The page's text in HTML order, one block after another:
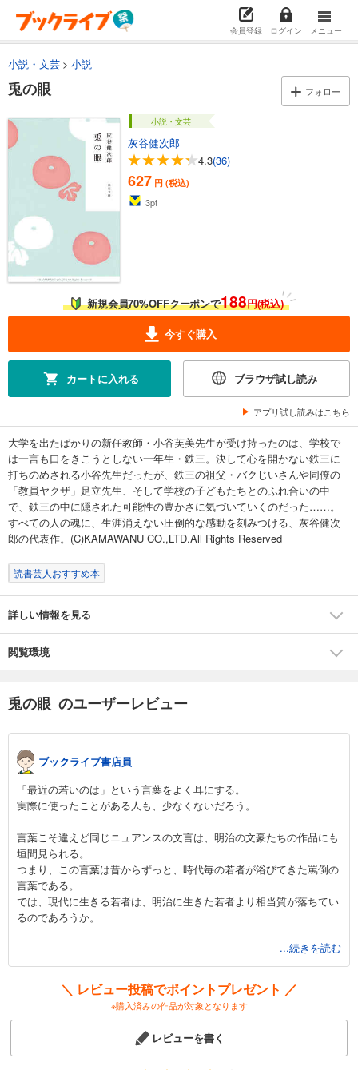
会員登録 ログイン メニュー
小説・文芸 小説
兎の眼 フォロー
小説・文芸
灰谷健次郎
4.3(36)
627 円 (税込)
3pt
新規会員70%OFFクーポンで188円(税込)
今すぐ購入
カートに入れる ブラウザ試し読み
アプリ試し読みはこちら
大学を出たばかりの新任教師・小谷芙美先生が受け持ったのは、学校で
は一言も口をきこうとしない一年生・鉄三。決して心を開かない鉄三に
打ちのめされる小谷先生だったが、鉄三の祖父・バクじいさんや同僚の
「教員ヤクザ」足立先生、そして学校の子どもたちとのふれ合いの中
で、鉄三の中に隠された可能性の豊かさに気づいていくのだった……。
すべての人の魂に、生涯消えない圧倒的な感動を刻みつける、灰谷健次
郎の代表作。(C)KAMAWANU CO.,LTD.All Rights Reserved
読書芸人おすすめ本
詳しい情報を見る
閲覧環境
兎の眼 のユーザーレビュー
ブックライブ書店員
「最近の若いのは」という言葉をよく耳にする。
実際に使ったことがある人も、少なくないだろう。
言葉こそ違えど同じニュアンスの文言は、明治の文豪たちの作品にも
垣間見られる。
つまり、この言葉は昔からずっと、時代毎の若者が浴びてきた罵倒の
言葉である。
では、現代に生きる若者は、明治に生きた若者より相当質が落ちてい
るのであろうか。
そして、悪いのは子どもではない。
悪いのは、いつの時代もその状況を作り出した大人である。
どれぐらい子どものことを知っているか。
その心に直接的な関心を持って接しているか。
そこに生きるかけがえのない命を心底大事に想っているか、また、扱
っているか。
...続きを読む
＼ レビュー投稿でポイントプレゼント ／
※購入済みの作品が対象となります
レビューを書く